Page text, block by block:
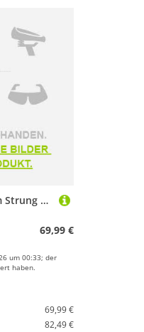
Tecnifibre Slash Team Strung Sg Squash Racket Silber 0
69,99 €
um 00:33; der
haben.
69,99 €
82,49 €